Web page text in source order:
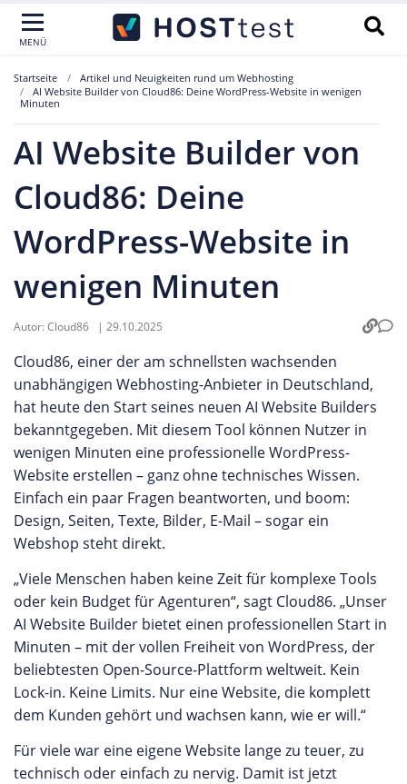
MENÜ
Startseite
Artikel und Neuigkeiten rund um Webhosting
AI Website Builder von Cloud86: Deine WordPress-Website in wenigen
Minuten
AI Website Builder von
Cloud86: Deine
WordPress-Website in
wenigen Minuten
Autor:Cloud86 | 29.10.2025
Cloud86, einer der am schnellsten wachsenden
unabhängigen Webhosting-Anbieter in Deutschland,
hat heute den Start seines neuen AI Website Builders
bekanntgegeben. Mit diesem Tool können Nutzer in
wenigen Minuten eine professionelle WordPress-
Website erstellen – ganz ohne technisches Wissen.
Einfach ein paar Fragen beantworten, und boom:
Design, Seiten, Texte, Bilder, E-Mail – sogar ein
Webshop steht direkt.
„Viele Menschen haben keine Zeit für komplexe Tools
oder kein Budget für Agenturen“, sagt Cloud86. „Unser
AI Website Builder bietet einen professionellen Start in
Minuten – mit der vollen Freiheit von WordPress, der
beliebtesten Open-Source-Plattform weltweit. Kein
Lock-in. Keine Limits. Nur eine Website, die komplett
dem Kunden gehört und wachsen kann, wie er will.“
Für viele war eine eigene Website lange zu teuer, zu
technisch oder einfach zu nervig. Damit ist jetzt